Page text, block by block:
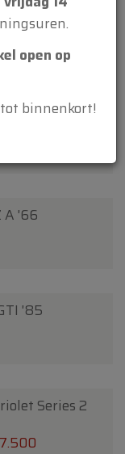
Bond 007
A '66
'85
Series 2
open op
binnenkort!